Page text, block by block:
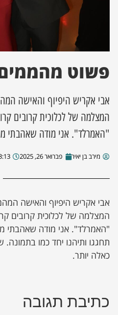
מקומית
עסקים
פשוט
אבי אקריש היפיוף והאישה
המצלמה של לכלוכית קרובים
"האמרלד". אני מודה שאהבתי
מירב בן יאיר פברואר 26, 2025 pm
אבי אקריש היפיוף והאישה
המצלמה של לכלוכית קרובים
"האמרלד". אני מודה שאהבתי
תחגגו ותיהנו יחד כמו בתמונה.
כאלה יותר.
כתיבת תגובה